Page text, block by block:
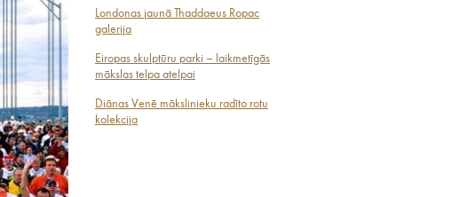
Londonas jaunā Thaddaeus Ropac
galerija
Eiropas skulptūru parki – laikmetīgās
mākslas telpa atelpai
Diānas Venē mākslinieku radīto rotu
kolekcija